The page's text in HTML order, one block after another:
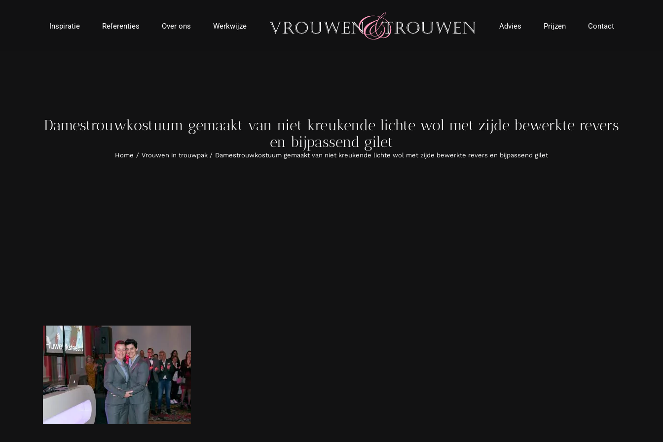
Inspiratie Referenties Over ons Werkwijze Advies Prijzen Contact
Damestrouwkostuum gemaakt van niet kreukende lichte wol met zijde bewerkte revers
en bijpassend gilet
Home Vrouwen in trouwpak Damestrouwkostuum gemaakt van niet kreukende lichte wol met zijde bewerkte revers en bijpassend gilet